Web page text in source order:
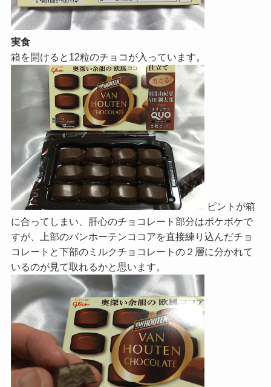
実食
箱を開けると12粒のチョコが入っています。
ピントが箱
に合ってしまい、肝心のチョコレート部分はボケボケで
すが、上部のバンホーテンココアを直接練り込んだチョ
コレートと下部のミルクチョコレートの２層に分かれて
いるのが見て取れるかと思います。